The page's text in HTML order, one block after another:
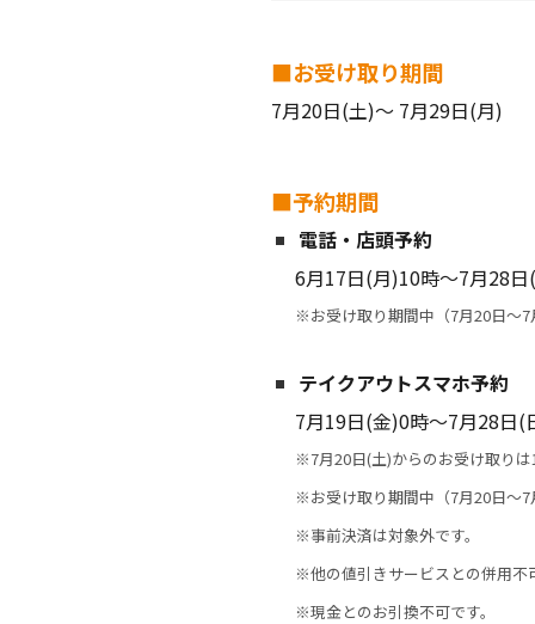
■お受け取り期間
7月20日(土)～ 7月29日(月)
■予約期間
電話・店頭予約
6月17日(月)10時～7月28
※お受け取り期間中（7月20日～
テイクアウトスマホ予約
7月19日(金)0時～7月28日(
※7月20日(土)からのお受け取り
※お受け取り期間中（7月20日～
※事前決済は対象外です。
※他の値引きサービスとの併用不
※現金とのお引換不可です。